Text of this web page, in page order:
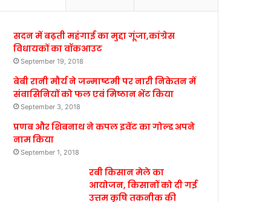
सदन में बढ़ती महंगाई का मुद्दा गूंजा,कांग्रेस
विधायकों का वॉकआउट
September 19, 2018
बेबी रानी मौर्य ने जन्माष्टमी पर नारी निकेतन में
संवासिनियों को फल एवं मिष्ठान भेंट किया
September 3, 2018
प्रणब और शिबनाथ ने कपल इवेंट का गोल्ड अपने
नाम किया
September 1, 2018
रबी किसान मेले का
आयोजन, किसानों को दी गई
उत्तम कृषि तकनीक की